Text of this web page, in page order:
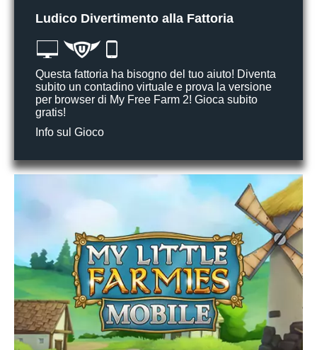
Ludico Divertimento alla Fattoria
Questa fattoria ha bisogno del tuo aiuto! Diventa
subito un contadino virtuale e prova la versione
per browser di My Free Farm 2! Gioca subito
gratis!
Info sul Gioco